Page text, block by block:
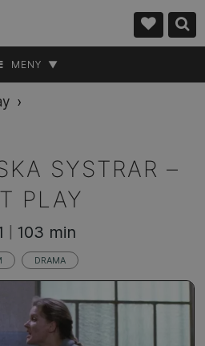
MENY ▼
›
SYSTRAR –
PLAY
103 min
DRAMA